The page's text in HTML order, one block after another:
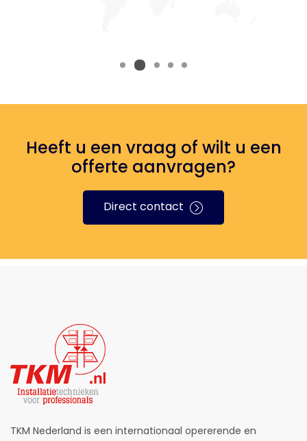
Heeft u een vraag of wilt u een
offerte aanvragen?
Direct contact
TKM Nederland is een internationaal opererende en